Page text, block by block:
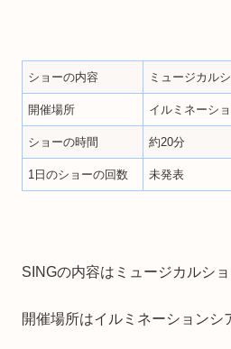
ショーの内容 ミュージカル
開催場所 イルミネーシ
ショーの時間 約20分
1日のショーの回数 未発表
SINGの内容はミュージカルショ
開催場所はイルミネーションシ